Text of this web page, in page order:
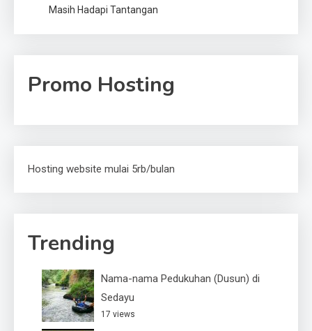
Masih Hadapi Tantangan
Promo Hosting
Hosting website mulai 5rb/bulan
Trending
Nama-nama Pedukuhan (Dusun) di
Sedayu
17 views